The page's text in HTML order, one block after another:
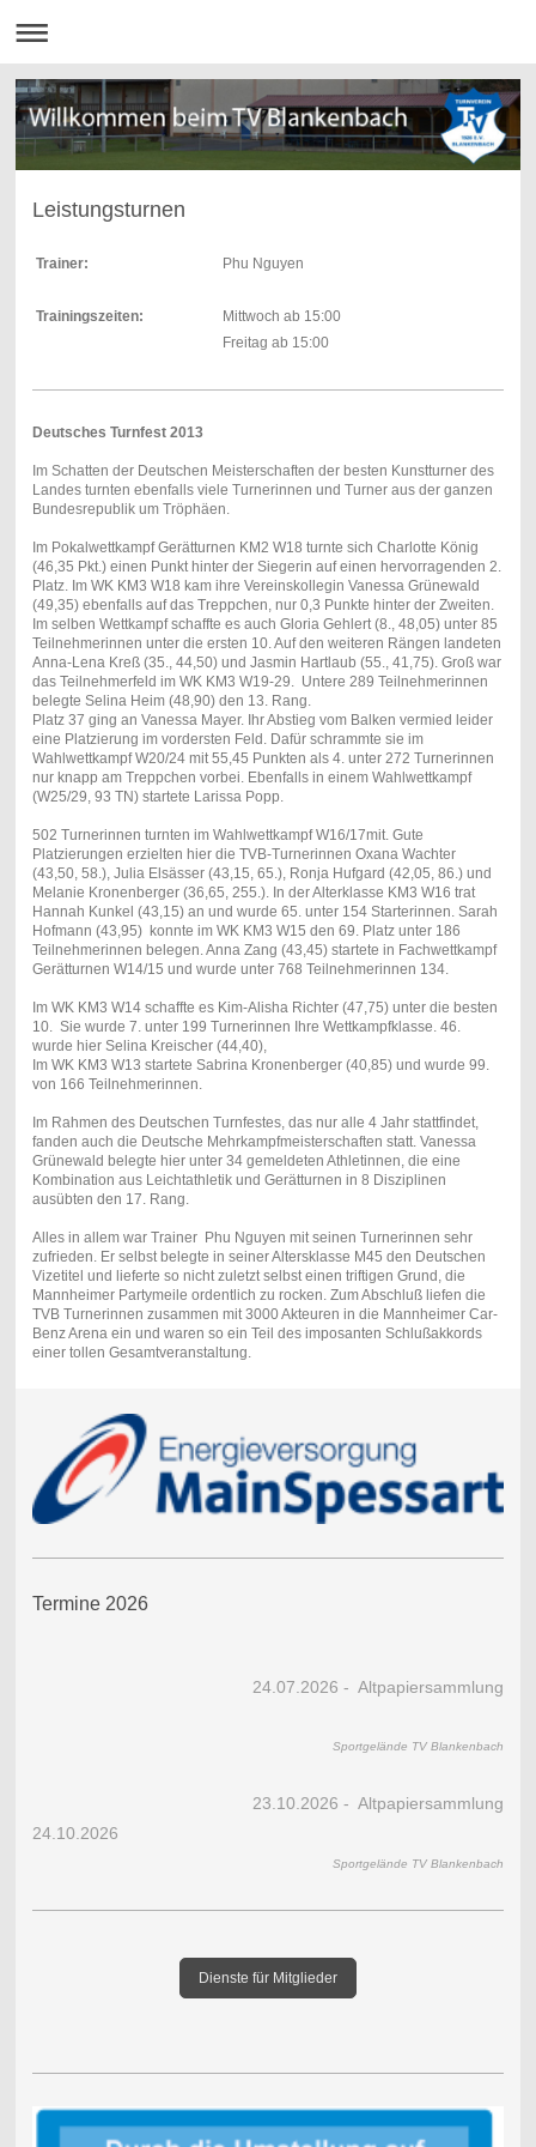
Leistungsturnen
Trainer: Phu Nguyen
Trainingszeiten:
Mittwoch ab 15:00
Freitag ab 15:00
Deutsches Turnfest 2013
Im Schatten der Deutschen Meisterschaften der besten Kunstturner des
Landes turnten ebenfalls viele Turnerinnen und Turner aus der ganzen
Bundesrepublik um Tröphäen.
Im Pokalwettkampf Gerätturnen KM2 W18 turnte sich Charlotte König
(46,35 Pkt.) einen Punkt hinter der Siegerin auf einen hervorragenden 2.
Platz. Im WK KM3 W18 kam ihre Vereinskollegin Vanessa Grünewald
(49,35) ebenfalls auf das Treppchen, nur 0,3 Punkte hinter der Zweiten.
Im selben Wettkampf schaffte es auch Gloria Gehlert (8., 48,05) unter 85
Teilnehmerinnen unter die ersten 10. Auf den weiteren Rängen landeten
Anna-Lena Kreß (35., 44,50) und Jasmin Hartlaub (55., 41,75). Groß war
das Teilnehmerfeld im WK KM3 W19-29. Untere 289 Teilnehmerinnen
belegte Selina Heim (48,90) den 13. Rang.
Platz 37 ging an Vanessa Mayer. Ihr Abstieg vom Balken vermied leider
eine Platzierung im vordersten Feld. Dafür schrammte sie im
Wahlwettkampf W20/24 mit 55,45 Punkten als 4. unter 272 Turnerinnen
nur knapp am Treppchen vorbei. Ebenfalls in einem Wahlwettkampf
(W25/29, 93 TN) startete Larissa Popp.
502 Turnerinnen turnten im Wahlwettkampf W16/17mit. Gute
Platzierungen erzielten hier die TVB-Turnerinnen Oxana Wachter
(43,50, 58.), Julia Elsässer (43,15, 65.), Ronja Hufgard (42,05, 86.) und
Melanie Kronenberger (36,65, 255.). In der Alterklasse KM3 W16 trat
Hannah Kunkel (43,15) an und wurde 65. unter 154 Starterinnen. Sarah
Hofmann (43,95) konnte im WK KM3 W15 den 69. Platz unter 186
Teilnehmerinnen belegen. Anna Zang (43,45) startete in Fachwettkampf
Gerätturnen W14/15 und wurde unter 768 Teilnehmerinnen 134.
Im WK KM3 W14 schaffte es Kim-Alisha Richter (47,75) unter die besten
10. Sie wurde 7. unter 199 Turnerinnen Ihre Wettkampfklasse. 46.
wurde hier Selina Kreischer (44,40),
Im WK KM3 W13 startete Sabrina Kronenberger (40,85) und wurde 99.
von 166 Teilnehmerinnen.
Im Rahmen des Deutschen Turnfestes, das nur alle 4 Jahr stattfindet,
fanden auch die Deutsche Mehrkampfmeisterschaften statt. Vanessa
Grünewald belegte hier unter 34 gemeldeten Athletinnen, die eine
Kombination aus Leichtathletik und Gerätturnen in 8 Disziplinen
ausübten den 17. Rang.
Alles in allem war Trainer Phu Nguyen mit seinen Turnerinnen sehr
zufrieden. Er selbst belegte in seiner Altersklasse M45 den Deutschen
Vizetitel und lieferte so nicht zuletzt selbst einen triftigen Grund, die
Mannheimer Partymeile ordentlich zu rocken. Zum Abschluß liefen die
TVB Turnerinnen zusammen mit 3000 Akteuren in die Mannheimer Car-
Benz Arena ein und waren so ein Teil des imposanten Schlußakkords
einer tollen Gesamtveranstaltung.
Termine 2026
24.07.2026 - Altpapiersammlung
Sportgelände TV Blankenbach
23.10.2026 - Altpapiersammlung
24.10.2026
Sportgelände TV Blankenbach
Dienste für Mitglieder